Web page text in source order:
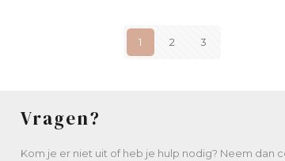
1 2 3
Vragen?
Kom je er niet uit of heb je hulp nodig? Neem dan